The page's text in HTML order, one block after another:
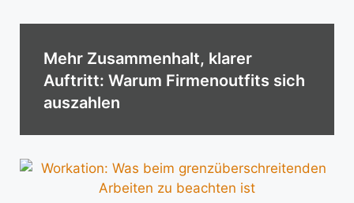
Mehr Zusammenhalt, klarer
Auftritt: Warum Firmenoutfits sich
auszahlen